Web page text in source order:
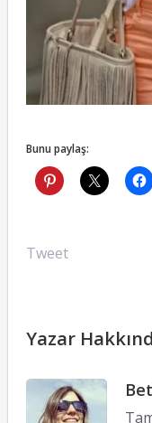
Bunu paylaş:
Tweet
Yazar